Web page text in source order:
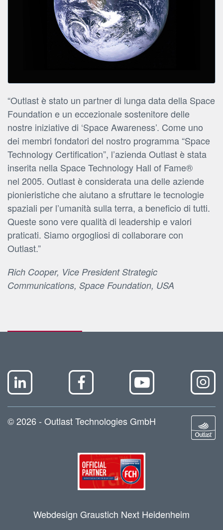
“Outlast è stato un partner di lunga data della Space
Foundation e un eccezionale sostenitore delle
nostre iniziative di ‘Space Awareness’. Come uno
dei membri fondatori del nostro programma “Space
Technology Certification”, l’azienda Outlast è stata
inserita nella Space Technology Hall of Fame®
nel 2005. Outlast è considerata una delle aziende
pionieristiche che aiutano a sfruttare le tecnologie
spaziali per l’umanità sulla terra, a beneficio di tutti.
Queste sono vere qualità di leadership e valori
praticati. Siamo orgogliosi di collaborare con
Outlast.”
Rich Cooper, Vice President Strategic
Communications, Space Foundation, USA
© 2026 - Outlast Technologies GmbH
Webdesign Graustich Next Heidenheim